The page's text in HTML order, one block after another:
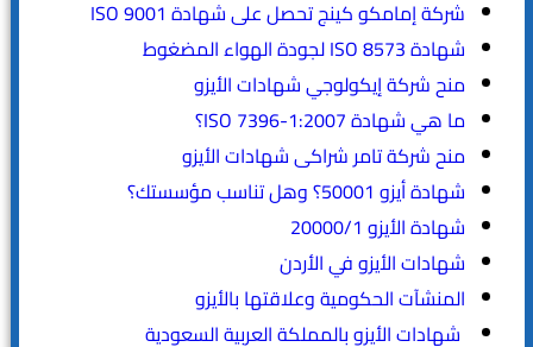
شركة إمامكو كينج تحصل على شهادة ISO 9001
شهادة ISO 8573 لجودة الهواء المضغوط
منح شركة إيكولوجي شهادات الأيزو
ما هي شهادة ISO 7396-1:2007؟
منح شركة تامر شراكى شهادات الأيزو
شهادة أيزو 50001؟ وهل تناسب مؤسستك؟
شهادة الأيزو 20000/1
شهادات الأيزو في الأردن
المنشآت الحكومية وعلاقتها بالأيزو
شهادات الأيزو بالمملكة العربية السعودية